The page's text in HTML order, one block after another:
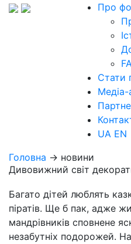
Про
Стати
Медіа-
UA EN
Головна → новини
Дивовижний світ
Багато дітей люблять
піратів. Ще б пак, адже
мандрівників сповнене
незабутніх подорожей.